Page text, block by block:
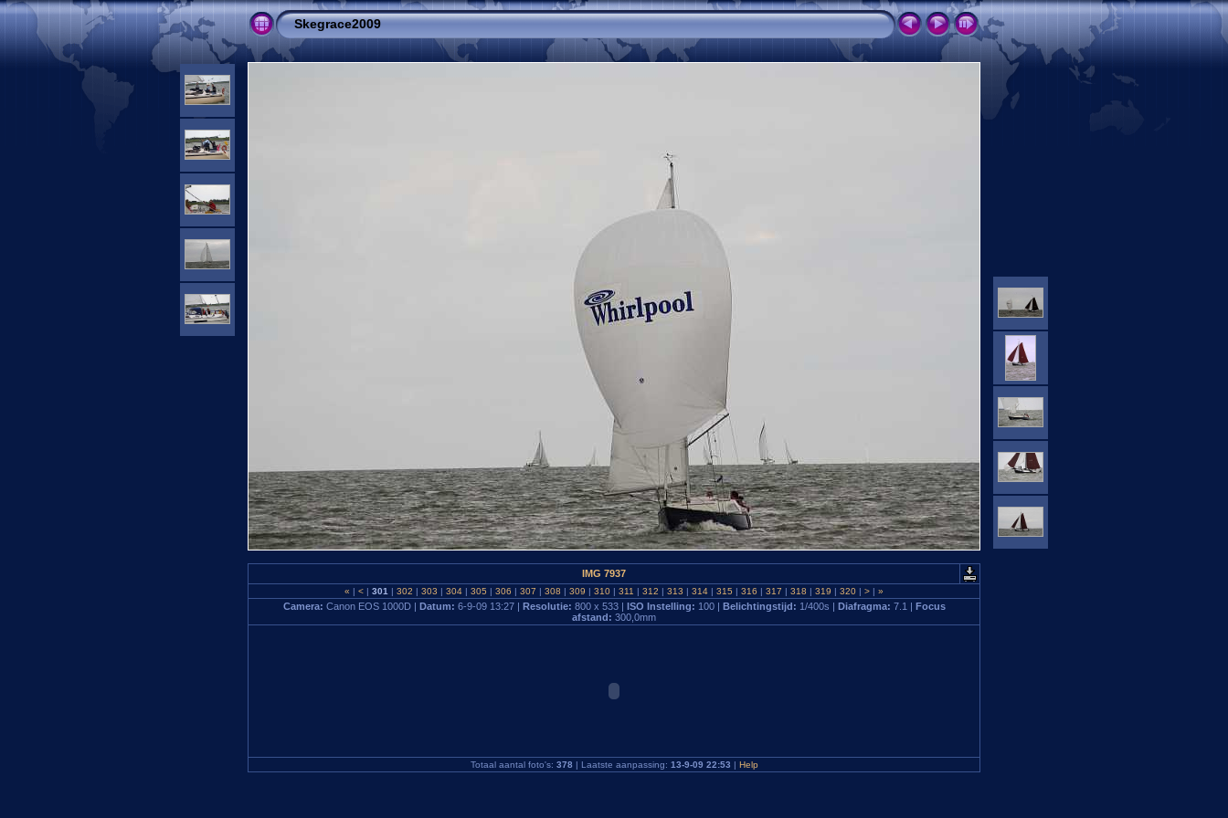
Skegrace2009
IMG 7937
« | < | 301 | 302 | 303 | 304 | 305 | 306 | 307 | 308 | 309 | 310 | 311 | 312 | 313 | 314 | 315 | 316 | 317 | 318 | 319 | 320 | > | »
Camera: Canon EOS 1000D | Datum: 6-9-09 13:27 | Resolutie: 800 x 533 | ISO Instelling: 100 | Belichtingstijd: 1/400s | Diafragma: 7.1 | Focus
afstand: 300,0mm
Totaal aantal foto's: 378 | Laatste aanpassing: 13-9-09 22:53 | Help